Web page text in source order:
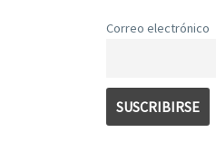
Correo electrónico